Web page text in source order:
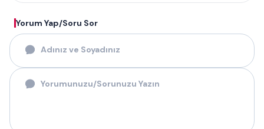
Yorum Yap/Soru Sor